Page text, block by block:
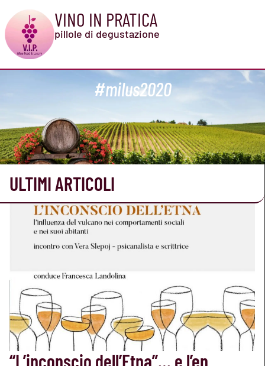
VINO IN PRATICA
pillole di degustazione
#milus2020
ULTIMI ARTICOLI
“L’inconscio dell’Etna”… e l’en